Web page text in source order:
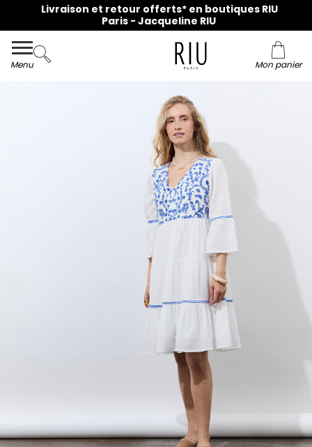
Livraison et retour offerts* en boutiques RIU
Paris - Jacqueline RIU
Menu Mon panier